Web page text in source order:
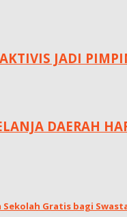
JADI
DAERAH
Gratis bagi